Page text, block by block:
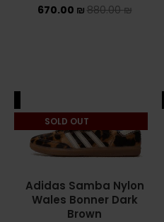
880.00₪
670.00 ₪
SOLD OUT
Adidas Samba Nylon
Wales Bonner Dark
Brown